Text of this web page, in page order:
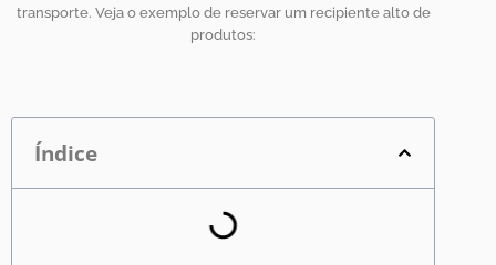
transporte. Veja o exemplo de reservar um recipiente alto de
produtos:
Índice